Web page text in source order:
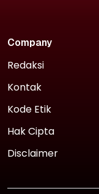
Company
Redaksi
Kontak
Kode Etik
Hak Cipta
Disclaimer